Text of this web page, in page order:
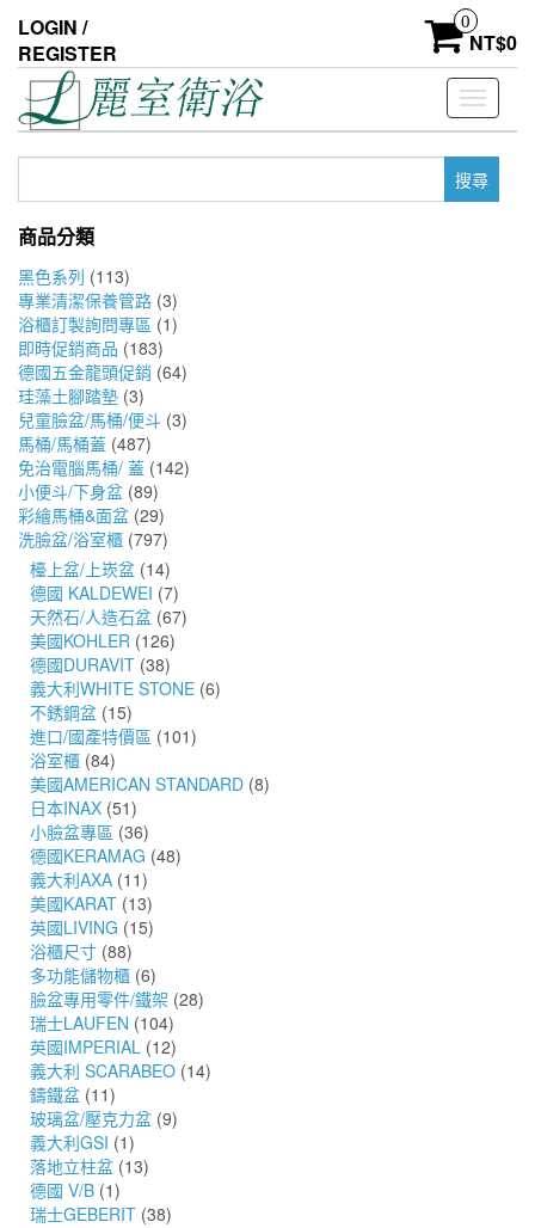
the
content
LOGIN /
REGISTER
0
NT$0
Toggle
鍵
商品分類
黑色系列 (113)
專業清潔保養管路 (3)
浴櫃訂製詢問專區 (1)
即時促銷商品 (183)
德國五金龍頭促銷 (64)
珪藻土腳踏墊 (3)
兒童臉盆/馬桶/便斗 (3)
馬桶/馬桶蓋 (487)
免治電腦馬桶/ 蓋 (142)
小便斗/下身盆 (89)
彩繪馬桶&面盆 (29)
洗臉盆/浴室櫃 (797)
檯上盆/上崁盆 (14)
德國 KALDEWEI (7)
天然石/人造石盆 (67)
美國KOHLER (126)
德國DURAVIT (38)
義大利WHITE STONE (6)
不銹鋼盆 (15)
進口/國產特價區 (101)
浴室櫃 (84)
美國AMERICAN STANDARD (8)
日本INAX (51)
小臉盆專區 (36)
德國KERAMAG (48)
義大利AXA (11)
美國KARAT (13)
英國LIVING (15)
浴櫃尺寸 (88)
多功能儲物櫃 (6)
臉盆專用零件/鐵架 (28)
瑞士LAUFEN (104)
英國IMPERIAL (12)
義大利 SCARABEO (14)
鑄鐵盆 (11)
玻璃盆/壓克力盆 (9)
義大利GSI (1)
落地立柱盆 (13)
德國 V/B (1)
瑞士GEBERIT (38)